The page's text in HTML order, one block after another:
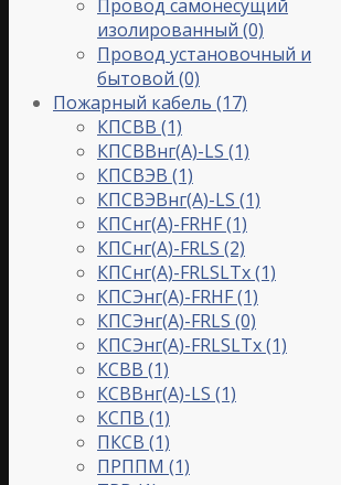
Провод самонесущий
изолированный (0)
Провод установочный и
бытовой (0)
Пожарный кабель (17)
КПСВВ (1)
КПСВВнг(A)-LS (1)
КПСВЭВ (1)
КПСВЭВнг(A)-LS (1)
КПСнг(A)-FRHF(1)
КПСнг(A)-FRLS (2)
КПСнг(A)-FRLSLTx(1)
КПСЭнг(A)-FRHF(1)
КПСЭнг(A)-FRLS (0)
КПСЭнг(А)-FRLSLTx(1)
КСВВ (1)
КСВВнг(A)-LS (1)
КСПВ (1)
ПКСВ (1)
ПРППМ (1)